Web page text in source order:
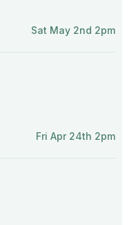
Sat May 2nd 2pm
Fri Apr 24th 2pm